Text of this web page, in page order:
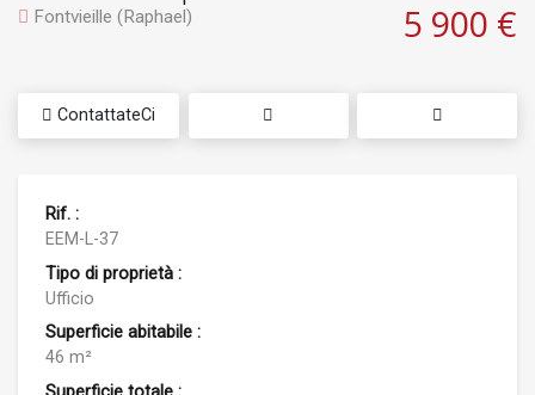
5 900 €
Fontvieille (Raphael)
ContattateCi
Rif. :
EEM-L-37
Tipo di proprietà :
Ufficio
Superficie abitabile :
46 m²